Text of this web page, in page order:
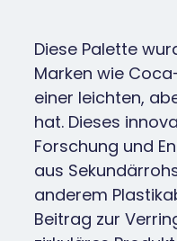
Diese Palette
Marken wie
einer leichten,
hat. Dieses
Forschung und
aus
anderem
Beitrag zur